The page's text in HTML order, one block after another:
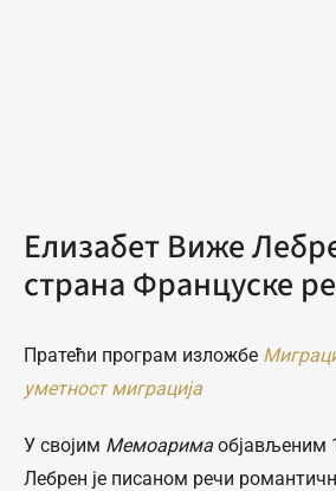
Елизабет Виже
страна Француске
Пратећи програм изложбе
уметност миграција
У својим Мемоарима објављеним
Лебрен је писаном речи